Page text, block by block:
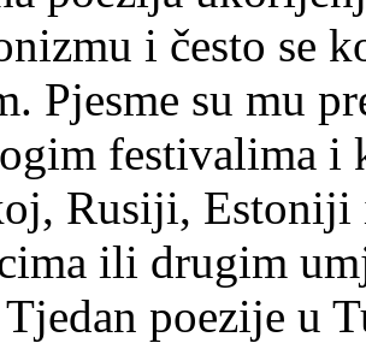
i često se
Pjesme su mu
festivalima i
Rusiji, Estoniji
ili drugim
poezije u